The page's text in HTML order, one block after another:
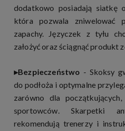
dodatkowo posiadają siatkę
która pozwala zniwelować
zapachy. Języczek z tyłu
założyć oraz ściągnąć produkt
▸Bezpieczeństwo - Skoksy
do podłoża i optymalne
zarówno dla
sportowców. Skarpetki
rekomendują trenerzy i